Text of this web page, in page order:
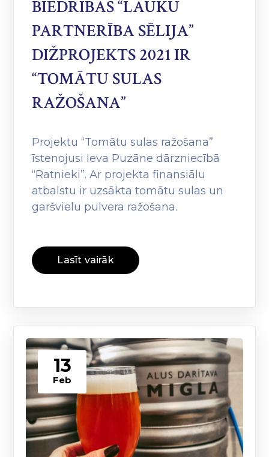
BIEDRĪBAS “LAUKU
PARTNERĪBA SĒLIJA”
DIŽPROJEKTS 2021 IR
“TOMĀTU SULAS
RAŽOŠANA”
Projektu “Tomātu sulas ražošana”
īstenojusi Ieva Puzāne dārzniecībā
“Ratnieki”. Ar projekta finansiālu
atbalstu ir uzsākta tomātu sulas un
garšvielu pulvera ražošana.
Lasīt vairāk
13
Feb